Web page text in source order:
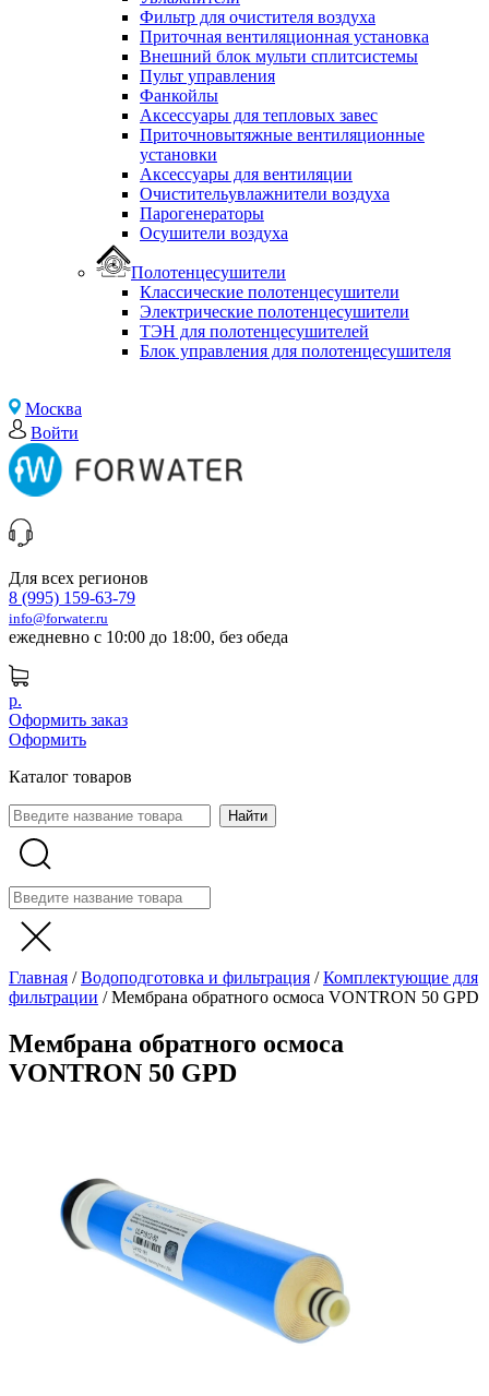
Фильтр для очистителя воздуха
Приточная вентиляционная установка
Внешний блок мульти сплитсистемы
Пульт управления
Фанкойлы
Аксессуары для тепловых завес
Приточновытяжные вентиляционные
установки
Аксессуары для вентиляции
Очистительувлажнители воздуха
Парогенераторы
Осушители воздуха
Полотенцесушители
Классические полотенцесушители
Электрические полотенцесушители
ТЭН для полотенцесушителей
Блок управления для полотенцесушителя
Москва
Войти
Для всех регионов
8 (995) 159-63-79
info@forwater.ru
ежедневно с 10:00 до 18:00, без обеда
р.
Оформить заказ
Оформить
Каталог товаров
Главная /Водоподготовка и фильтрация /Комплектующие для
фильтрации /Мембрана обратного осмоса VONTRON 50 GPD
Мембрана обратного осмоса
VONTRON 50 GPD